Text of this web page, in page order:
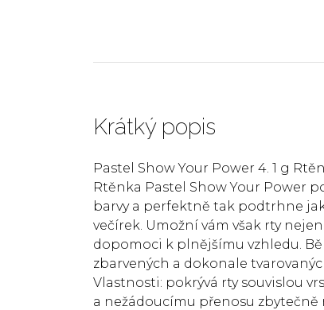
Krátký popis
Pastel Show Your Power 4. 1 g
Rtěnka Pastel Show Your Power
barvy a perfektně tak podtrhne
večírek. Umožní vám však rty
dopomoci k plnějšímu vzhledu.
zbarvených a dokonale
Vlastnosti: pokrývá rty souvislou
a nežádoucímu přenosu zbytečně